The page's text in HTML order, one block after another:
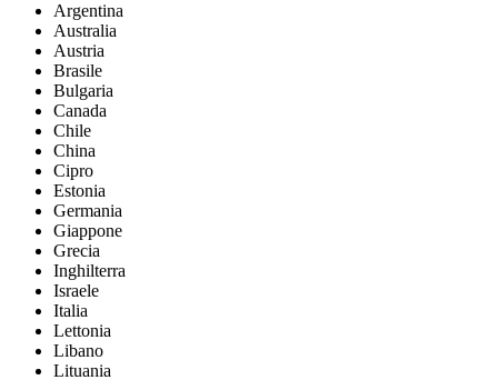
Argentina
Australia
Austria
Brasile
Bulgaria
Canada
Chile
China
Cipro
Estonia
Germania
Giappone
Grecia
Inghilterra
Israele
Italia
Lettonia
Libano
Lituania